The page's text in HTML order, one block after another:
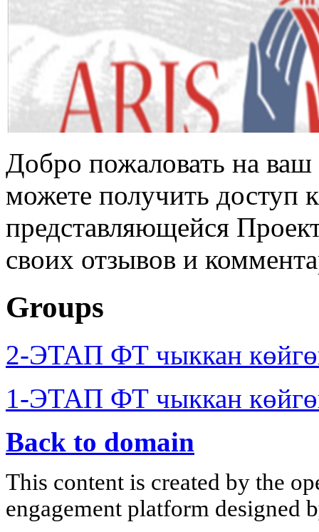
Добро пожаловать на
можете получить доступ
представляющейся
своих отзывов и
Groups
2-ЭТАП ФТ чыккан
1-ЭТАП ФТ чыккан
Back to domain
This content is created by the
engagement platform designed